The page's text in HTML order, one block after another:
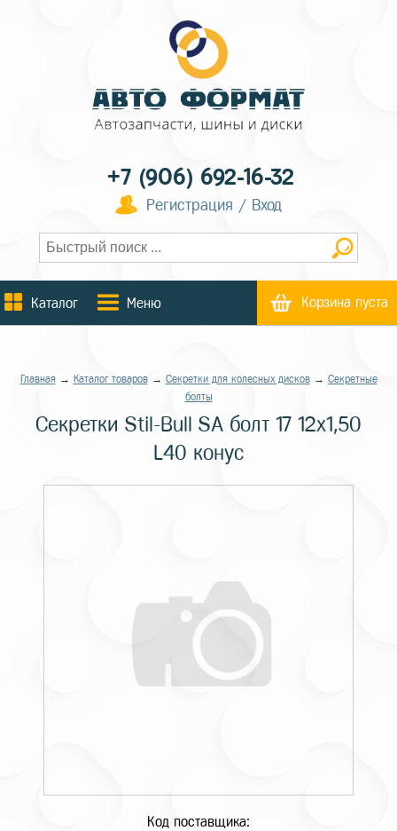
+7 (906) 692-16-32
Регистрация / Вход
Каталог Меню Корзина пуста
Главная→ Каталог товаров→ Секретки для колесных дисков→ Секретные
болты
Секретки Stil-Bull SA болт 17 12х1,50
L40 конус
Код поставщика: